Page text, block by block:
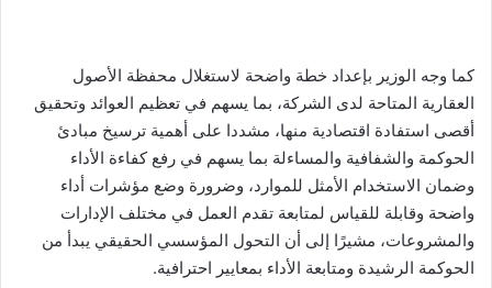
كما وجه الوزير بإعداد خطة واضحة لاستغلال محفظة الأصول
العقارية المتاحة لدى الشركة، بما يسهم في تعظيم العوائد وتحقيق
أقصى استفادة اقتصادية منها، مشددا على أهمية ترسيخ مبادئ
الحوكمة والشفافية والمساءلة بما يسهم في رفع كفاءة الأداء
وضمان الاستخدام الأمثل للموارد، وضرورة وضع مؤشرات أداء
واضحة وقابلة للقياس لمتابعة تقدم العمل في مختلف الإدارات
والمشروعات، مشيرًا إلى أن التحول المؤسسي الحقيقي يبدأ من
الحوكمة الرشيدة ومتابعة الأداء بمعايير احترافية.